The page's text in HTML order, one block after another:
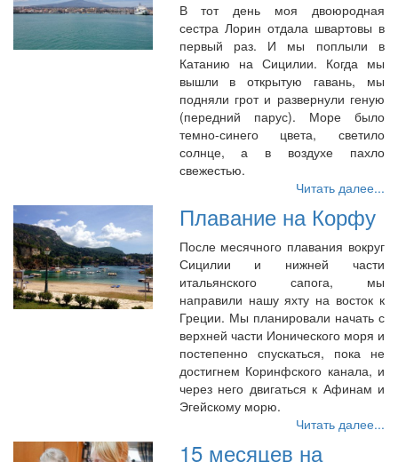
В тот день моя двоюродная
сестра Лорин отдала швартовы в
первый раз. И мы поплыли в
Катанию на Сицилии. Когда мы
вышли в открытую гавань, мы
подняли грот и развернули геную
(передний парус). Море было
темно-синего цвета, светило
солнце, а в воздухе пахло
свежестью.
Читать далее...
Плавание на Корфу
После месячного плавания вокруг
Сицилии и нижней части
итальянского сапога, мы
направили нашу яхту на восток к
Греции. Мы планировали начать с
верхней части Ионического моря и
постепенно спускаться, пока не
достигнем Коринфского канала, и
через него двигаться к Афинам и
Эгейскому морю.
Читать далее...
15 месяцев на